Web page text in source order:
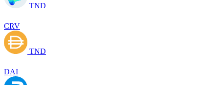
TND
CRV
TND
DAI